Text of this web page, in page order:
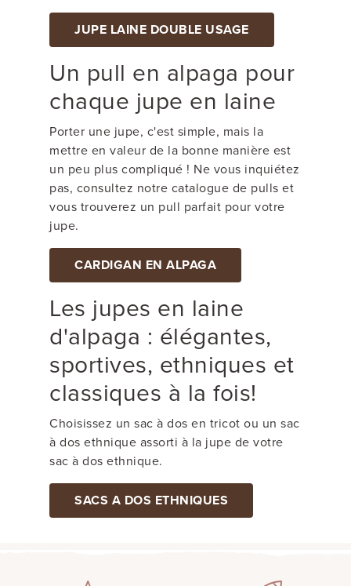
JUPE LAINE DOUBLE USAGE
Un pull en alpaga pour
chaque jupe en laine
Porter une jupe, c'est simple, mais la
mettre en valeur de la bonne manière est
un peu plus compliqué ! Ne vous inquiétez
pas, consultez notre catalogue de pulls et
vous trouverez un pull parfait pour votre
jupe.
CARDIGAN EN ALPAGA
Les jupes en laine
d'alpaga : élégantes,
sportives, ethniques et
classiques à la fois!
Choisissez un sac à dos en tricot ou un sac
à dos ethnique assorti à la jupe de votre
sac à dos ethnique.
SACS A DOS ETHNIQUES